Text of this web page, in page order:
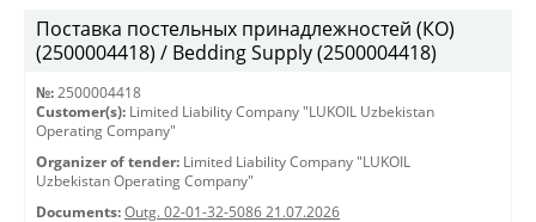
Поставка постельных принадлежностей (КО)
(2500004418) / Bedding Supply (2500004418)
№: 2500004418
Customer(s): Limited Liability Company "LUKOIL Uzbekistan
Operating Company"
Organizer of tender: Limited Liability Company "LUKOIL
Uzbekistan Operating Company"
Documents: Outg. 02-01-32-5086 21.07.2026